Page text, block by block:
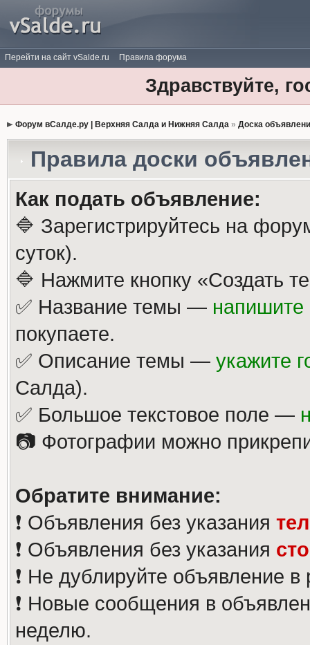
Перейти на сайт vSalde.ru Правила форума
Здравствуйте,
Форум вСалде.ру | Верхняя Салда и Нижняя Салда» Доска
Правила доски
Как подать объявление:
🔷 Зарегистрируйтесь на
суток).
🔷 Нажмите кнопку «Создать
✅ Название темы — напишите
покупаете.
✅ Описание темы — укажите
Салда).
✅ Большое текстовое поле —
📷 Фотографии можно
Обратите внимание:
❗️ Объявления без указания
❗️ Объявления без указания
❗️ Не дублируйте объявление
❗️ Новые сообщения в
неделю.